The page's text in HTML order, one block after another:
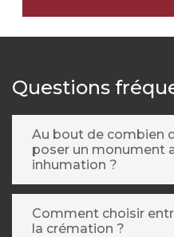
Questions
Au bout de combien
poser un monument
inhumation ?
Comment choisir
la crémation ?